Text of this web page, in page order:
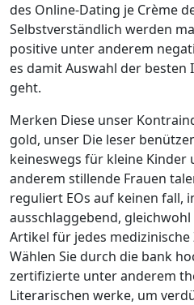
des Online-Dating je Crème
Selbstverständlich werden
positive unter anderem
es damit Auswahl der besten
geht.
Merken Diese unser
gold, unser Die leser
keineswegs für kleine
anderem stillende Frauen
reguliert EOs auf keinen fall,
ausschlaggebend,
Artikel für jedes medizinische
Wählen Sie durch die bank
zertifizierte unter anderem
Literarischen werke, um